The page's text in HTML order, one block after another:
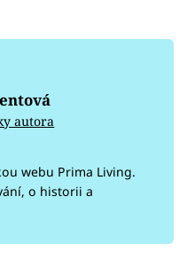
autora
webu Prima Living.
o historii a